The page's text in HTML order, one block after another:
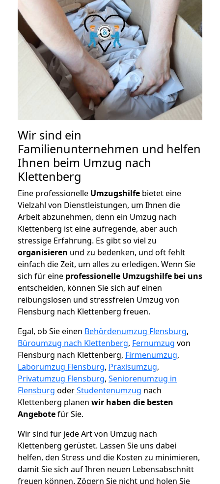
Wir sind ein
Familienunternehmen und helfen
Ihnen beim Umzug nach
Klettenberg
Eine professionelle Umzugshilfe bietet eine
Vielzahl von Dienstleistungen, um Ihnen die
Arbeit abzunehmen, denn ein Umzug nach
Klettenberg ist eine aufregende, aber auch
stressige Erfahrung. Es gibt so viel zu
organisieren und zu bedenken, und oft fehlt
einfach die Zeit, um alles zu erledigen. Wenn Sie
sich für eine professionelle Umzugshilfe bei uns
entscheiden, können Sie sich auf einen
reibungslosen und stressfreien Umzug von
Flensburg nach Klettenberg freuen.
Egal, ob Sie einen Behördenumzug Flensburg,
Büroumzug nach Klettenberg, Fernumzug von
Flensburg nach Klettenberg, Firmenumzug,
Laborumzug Flensburg, Praxisumzug,
Privatumzug Flensburg, Seniorenumzug in
Flensburg oderStudentenumzug nach
Klettenberg planen wir haben die besten
Angebotefür Sie.
Wir sind für jede Art von Umzug nach
Klettenberg gerüstet. Lassen Sie uns dabei
helfen, den Stress und die Kosten zu minimieren,
damit Sie sich auf Ihren neuen Lebensabschnitt
freuen können. Zögern Sie nicht und holen Sie